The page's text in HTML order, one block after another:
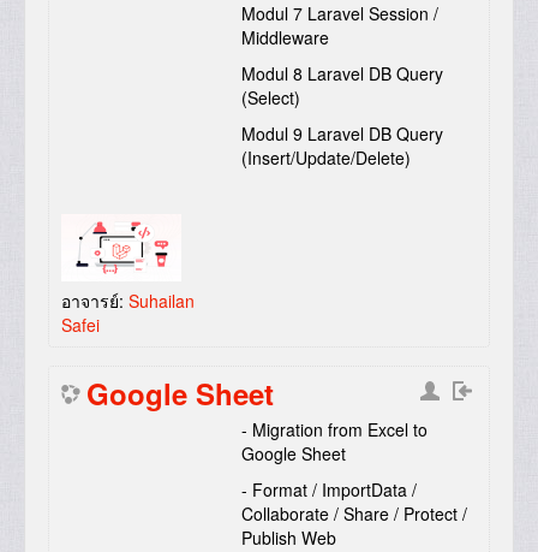
Modul 7 Laravel Session /
Middleware
Modul 8 Laravel DB Query
(Select)
Modul 9 Laravel DB Query
(Insert/Update/Delete)
อาจารย์: Suhailan
Safei
Google Sheet
- Migration from Excel to
Google Sheet
- Format / ImportData /
Collaborate / Share / Protect /
Publish Web